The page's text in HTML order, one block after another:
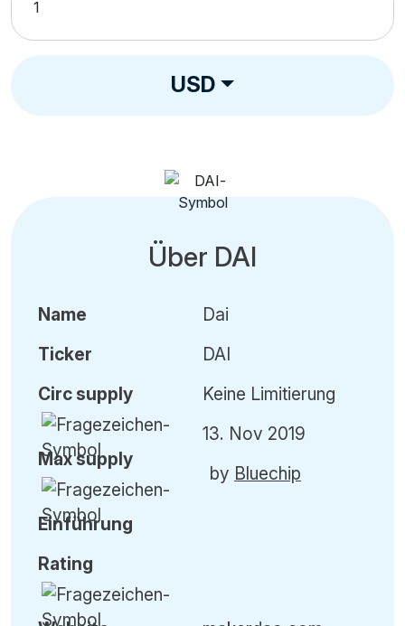
USD
Über DAI
Name
Ticker
Circ supply
Maxsupply
Einführung
Rating
Dai
DAI
Keine Limitierung
13. Nov 2019
by Bluechip